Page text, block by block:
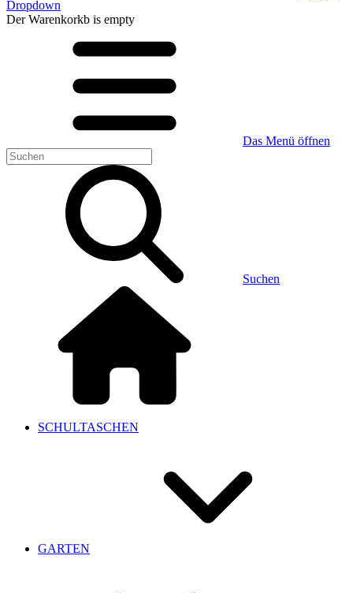
Dropdown
Der Warenkorkb is empty
Das Menü öffnen
Suchen
SCHULTASCHEN
GARTEN